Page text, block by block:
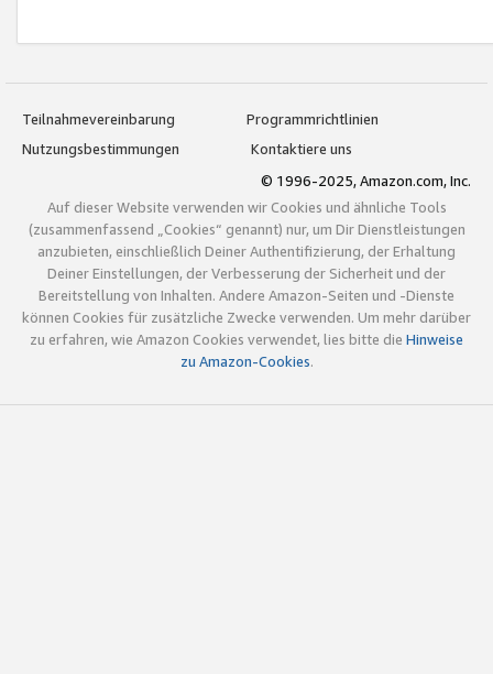
Teilnahmevereinbarung
Programmrichtlinien
Nutzungsbestimmungen
Kontaktiere uns
© 1996-2025, Amazon.com, Inc.
Auf dieser Website verwenden wir Cookies und ähnliche Tools
(zusammenfassend „Cookies“ genannt) nur, um Dir Dienstleistungen
anzubieten, einschließlich Deiner Authentifizierung, der Erhaltung
Deiner Einstellungen, der Verbesserung der Sicherheit und der
Bereitstellung von Inhalten. Andere Amazon-Seiten und -Dienste
können Cookies für zusätzliche Zwecke verwenden. Um mehr darüber
zu erfahren, wie Amazon Cookies verwendet, lies bitte die Hinweise
zu Amazon-Cookies.